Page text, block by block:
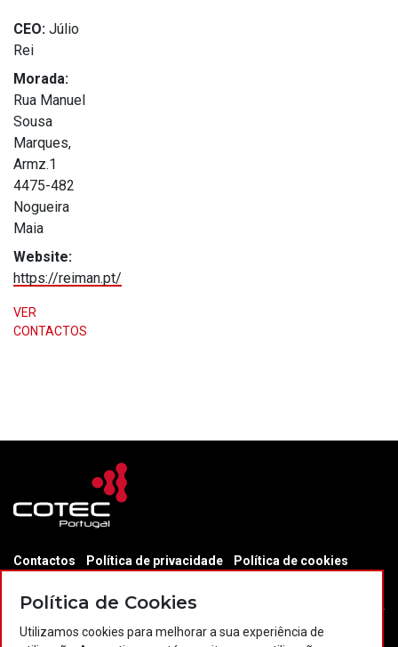
CEO: Júlio
Rei
Morada:
Rua Manuel
Sousa
Marques,
Armz.1
4475-482
Nogueira
Maia
Website:
https://reiman.pt/
VER
CONTACTOS
Contactos Política de privacidade
Política de cookies
Política de Cookies
Utilizamos cookies para melhorar a sua experiência de